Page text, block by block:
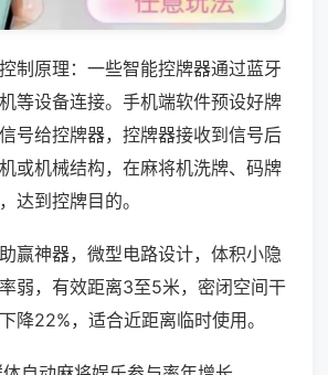
制原理：一些智能控牌器通过蓝牙
等设备连接。手机端软件预设好牌
号给控牌器，控牌器接收到信号后
或机械结构，在麻将机洗牌、码牌
达到控牌目的。
赢神器，微型电路设计，体积小隐
弱，有效距离3至5米，密闭空间干
降22%，适合近距离临时使用。